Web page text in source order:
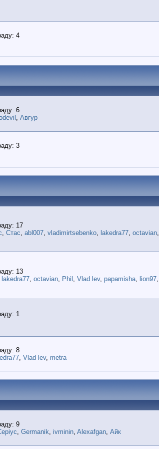
4
6
, Авгур
3
17
, Стас, abl007, vladimirtsebenko, lakedra77, octavian,
13
lakedra77, octavian, Phil , Vlad lev, papamisha, lion97,
1
8
, Vlad lev, metra
9
, Germanik, ivminin, Alexafgan, Айк